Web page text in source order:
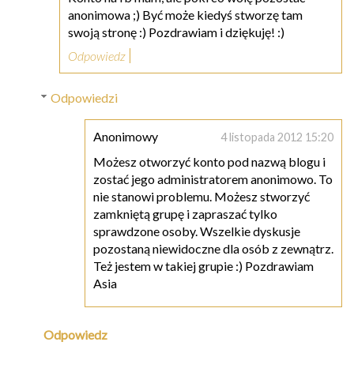
anonimowa ;) Być może kiedyś stworzę tam
swoją stronę :) Pozdrawiam i dziękuję! :)
Odpowiedz
Odpowiedzi
Anonimowy 4 listopada 2012 15:20
Możesz otworzyć konto pod nazwą blogu i
zostać jego administratorem anonimowo. To
nie stanowi problemu. Możesz stworzyć
zamkniętą grupę i zapraszać tylko
sprawdzone osoby. Wszelkie dyskusje
pozostaną niewidoczne dla osób z zewnątrz.
Też jestem w takiej grupie :) Pozdrawiam
Asia
Odpowiedz